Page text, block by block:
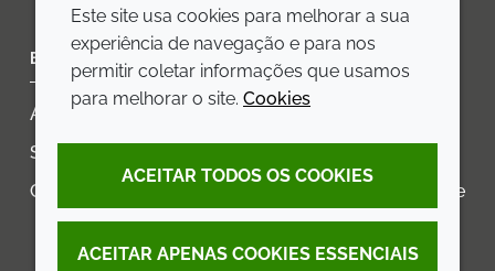
LinkedInYoutubeLine
EMPRESA
Annual Report
Sustainability Report
Croda.com
LEGAL
Termos e condições
Declaração de Acessibilidade
Este site usa cookies para melhorar a sua
experiência de navegação e para nos
permitir coletar informações que usamos
para melhorar o site. Cookies
ACEITAR TODOS OS COOKIES
ACEITAR APENAS COOKIES ESSENCIAIS